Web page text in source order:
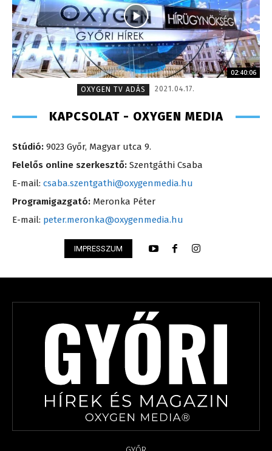
02:40:06
OXYGEN TV ADÁS
2021.04.17.
KAPCSOLAT - OXYGEN MEDIA
Stúdió: 9023 Győr, Magyar utca 9.
Felelős online szerkesztő: Szentgáthi Csaba
E-mail: csaba.szentgathi@oxygenmedia.hu
Programigazgató: Meronka Péter
E-mail: peter.meronka@oxygenmedia.hu
IMPRESSZUM